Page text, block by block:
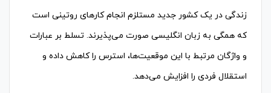
زندگی در یک کشور جدید مستلزم انجام کارهای روتینی است
که همگی به زبان انگلیسی صورت می‌پذیرند. تسلط بر عبارات
و واژگان مرتبط با این موقعیت‌ها، استرس را کاهش داده و
استقلال فردی را افزایش می‌دهد.